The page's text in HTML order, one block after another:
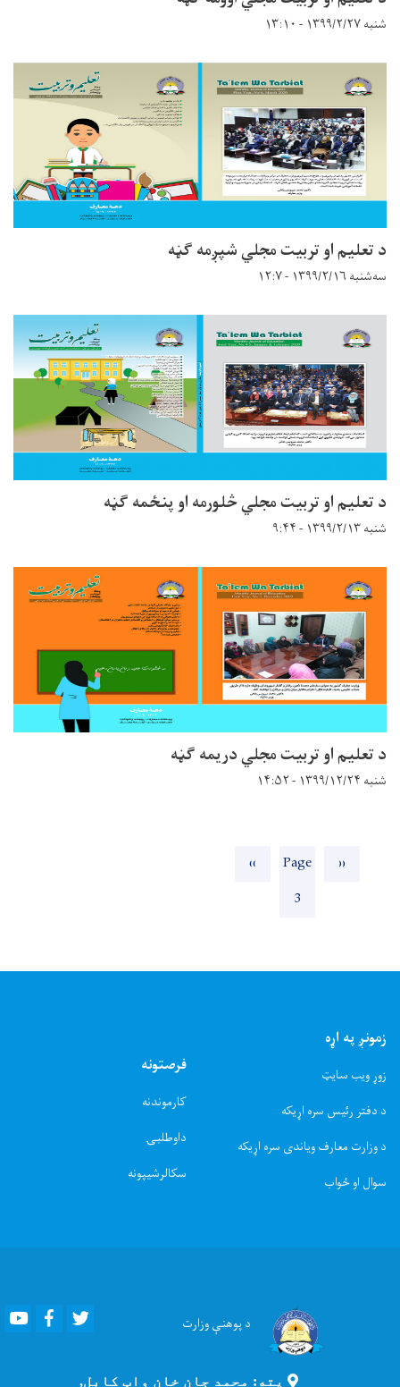
شنبه ۱۳۹۹/۲/۲۷ - ۱۳:۱۰
د تعلیم او تربیت مجلي شپږمه ګڼه
سه‌شنبه ۱۳۹۹/۲/۱۶ - ۱۲:۷
د تعلیم او تربیت مجلي څلورمه او پنځمه ګڼه
شنبه ۱۳۹۹/۲/۱۳ - ۹:۴۴
د تعلیم او تربیت مجلي دریمه ګڼه
شنبه ۱۳۹۹/۱۲/۲۴ - ۱۴:۵۲
مخکنۍ
‹‹
Page
3
بله
››
زمونږ په اړه
زوړ ویب سایټ
د دفتر رئیس سره اړیکه
د وزارت معارف ویاندی سره اړیکه
سوال او ځواب
فرصتونه
کارموندنه
داوطلبۍ
سکالرشیپونه
د پوهنېوزارت Youtube Facebook
پته: محمد جان خان واټ کابل,